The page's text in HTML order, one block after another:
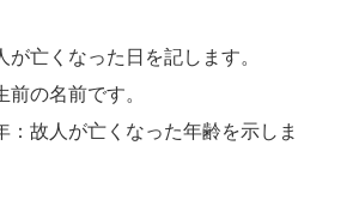
が亡くなった日を記します。
の名前です。
：故人が亡くなった年齢を示しま